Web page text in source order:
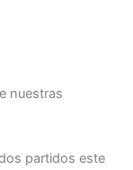
nuestras
partidos este